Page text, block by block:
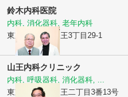
鈴木内科医院
内科, 消化器科, 老年内科
東京都大田区
山王3丁目29-1
山王内科クリニック
内科, 呼吸器科, 消化器科, ...
東京都大田区
山王二丁目3番13号